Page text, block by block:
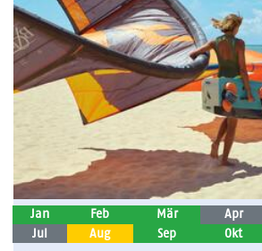
Jan Feb Mär Apr
Jul
Aug Sep Okt